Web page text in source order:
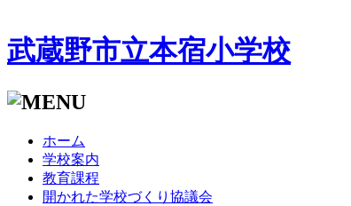
武蔵野市立本宿小学校
ホーム
学校案内
教育課程
開かれた学校づくり協議会